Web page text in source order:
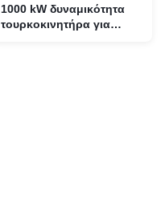
1000 kW δυναμικότητα
τουρκοκινητήρα για